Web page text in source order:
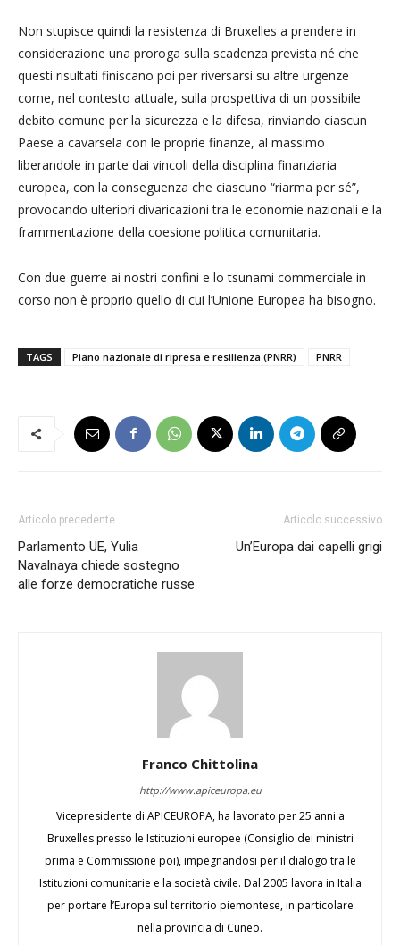
Non stupisce quindi la resistenza di Bruxelles a prendere in
considerazione una proroga sulla scadenza prevista né che
questi risultati finiscano poi per riversarsi su altre urgenze
come, nel contesto attuale, sulla prospettiva di un possibile
debito comune per la sicurezza e la difesa, rinviando ciascun
Paese a cavarsela con le proprie finanze, al massimo
liberandole in parte dai vincoli della disciplina finanziaria
europea, con la conseguenza che ciascuno “riarma per sé”,
provocando ulteriori divaricazioni tra le economie nazionali e la
frammentazione della coesione politica comunitaria.
Con due guerre ai nostri confini e lo tsunami commerciale in
corso non è proprio quello di cui l’Unione Europea ha bisogno.
TAGS Piano nazionale di ripresa e resilienza (PNRR) PNRR
Articolo precedente
Parlamento UE, Yulia
Navalnaya chiede sostegno
alle forze democratiche russe
Articolo successivo
Un’Europa dai capelli grigi
Franco Chittolina
http://www.apiceuropa.eu
Vicepresidente di APICEUROPA, ha lavorato per 25 anni a
Bruxelles presso le Istituzioni europee (Consiglio dei ministri
prima e Commissione poi), impegnandosi per il dialogo tra le
Istituzioni comunitarie e la società civile. Dal 2005 lavora in Italia
per portare l’Europa sul territorio piemontese, in particolare
nella provincia di Cuneo.